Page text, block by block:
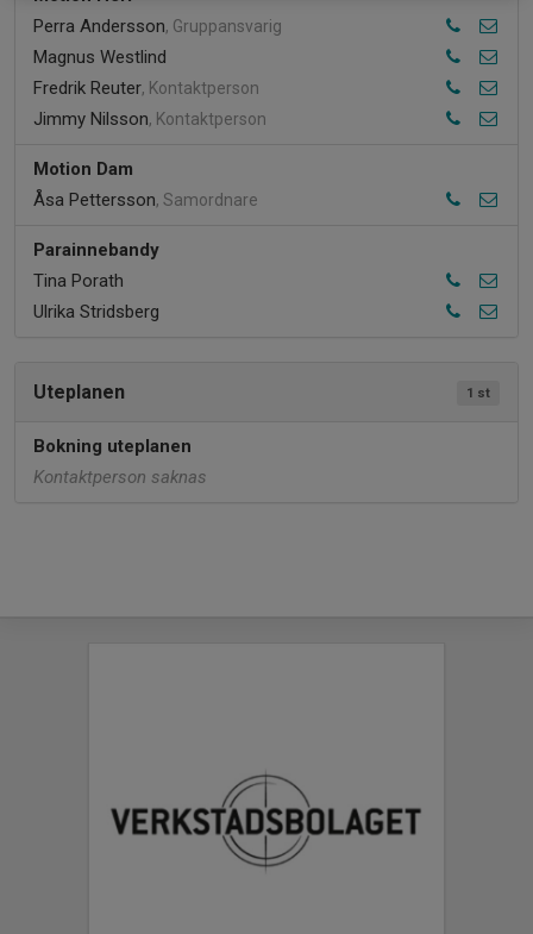
Perra Andersson, Gruppansvarig
Magnus Westlind
Fredrik Reuter, Kontaktperson
Jimmy Nilsson, Kontaktperson
Motion Dam
Åsa Pettersson, Samordnare
Parainnebandy
Tina Porath
Ulrika Stridsberg
1 st
Uteplanen
Bokning uteplanen
Kontaktperson saknas